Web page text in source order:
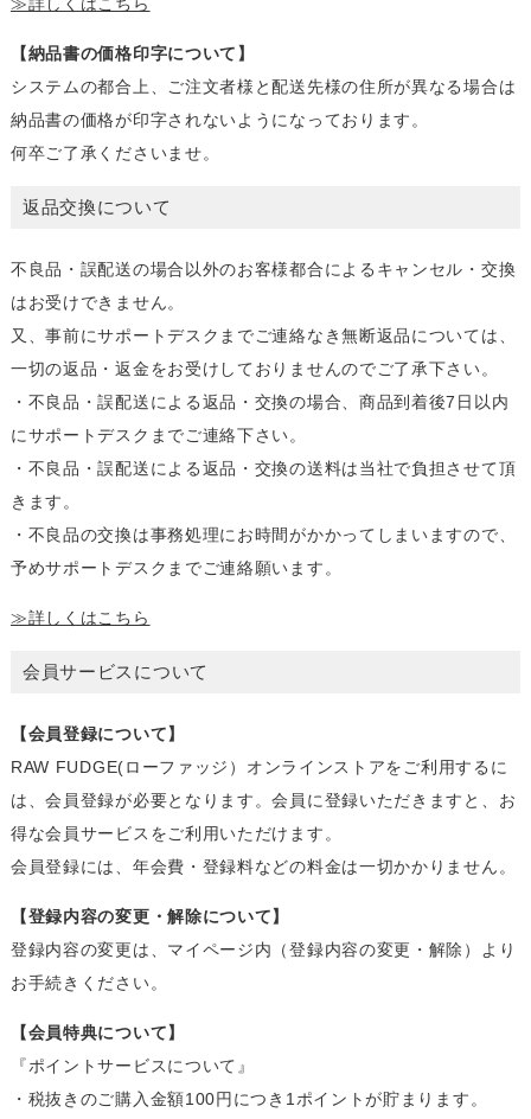
【納品書の価格印字について】
システムの都合上、ご注文者様と配送先様の住所が異なる場合は
納品書の価格が印字されないようになっております。
何卒ご了承くださいませ。
返品交換について
不良品・誤配送の場合以外のお客様都合によるキャンセル・交換
はお受けできません。
又、事前にサポートデスクまでご連絡なき無断返品については、
一切の返品・返金をお受けしておりませんのでご了承下さい。
・不良品・誤配送による返品・交換の場合、商品到着後7日以内
にサポートデスクまでご連絡下さい。
・不良品・誤配送による返品・交換の送料は当社で負担させて頂
きます。
・不良品の交換は事務処理にお時間がかかってしまいますので、
予めサポートデスクまでご連絡願います。
≫詳しくはこちら
会員サービスについて
【会員登録について】
RAW FUDGE(ローファッジ）オンラインストアをご利用するに
は、会員登録が必要となります。会員に登録いただきますと、お
得な会員サービスをご利用いただけます。
会員登録には、年会費・登録料などの料金は一切かかりません。
【登録内容の変更・解除について】
登録内容の変更は、マイページ内（登録内容の変更・解除）より
お手続きください。
【会員特典について】
『ポイントサービスについて』
・税抜きのご購入金額100円につき1ポイントが貯まります。